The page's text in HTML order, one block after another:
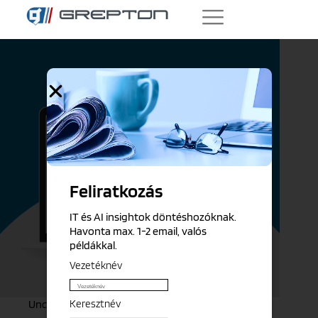
Uncategorized @hu
Feliratkozás
IT és AI insightok döntéshozóknak.
Havonta max. 1-2 email, valós
példákkal.
Vezetéknév
Keresztnév